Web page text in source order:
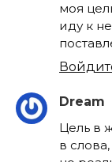
моя
иду к
Dream
Цель в
в